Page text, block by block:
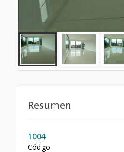
Resumen
1004
Código